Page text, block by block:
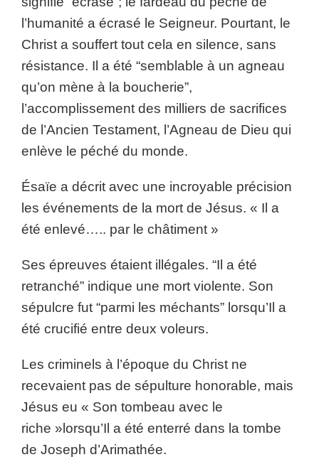
l’humanité a écrasé le Seigneur. Pourtant, le
Christ a souffert tout cela en silence, sans
résistance. Il a été “semblable à un agneau
qu’on mène à la boucherie”,
l’accomplissement des milliers de sacrifices
de l’Ancien Testament, l’Agneau de Dieu qui
enlève le péché du monde.
Ésaïe a décrit avec une incroyable précision
les événements de la mort de Jésus. « Il a
été enlevé….. par le châtiment »
Ses épreuves étaient illégales. “Il a été
retranché” indique une mort violente. Son
sépulcre fut “parmi les méchants” lorsqu’Il a
été crucifié entre deux voleurs.
Les criminels à l’époque du Christ ne
recevaient pas de sépulture honorable, mais
Jésus eu « Son tombeau avec le
riche »lorsqu’Il a été enterré dans la tombe
de Joseph d’Arimathée.